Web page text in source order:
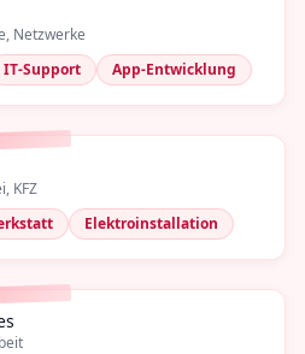
Netzwerke
IT-Support App-Entwicklung
KFZ
Elektroinstallation